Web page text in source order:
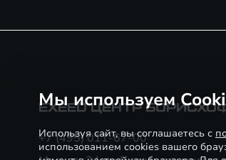
EXEED ЦЕНТР
+7 (495) 011-67-00
Мы используем
Используя сайт, вы соглашаетесь с
использованием cookies вашего